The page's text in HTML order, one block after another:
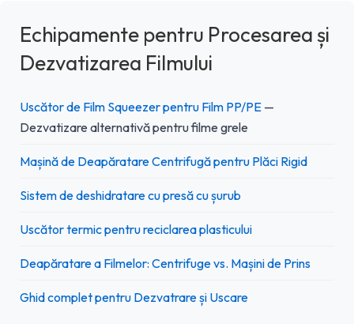
Echipamente pentru Procesarea și
Dezvatizarea Filmului
Uscător de Film Squeezer pentru Film PP/PE —
Dezvatizare alternativă pentru filme grele
Mașină de Deapăratare Centrifugă pentru Plăci Rigid
Sistem de deshidratare cu presă cu șurub
Uscător termic pentru reciclarea plasticului
Deapăratare a Filmelor: Centrifuge vs. Mașini de Prins
Ghid complet pentru Dezvatrare și Uscare